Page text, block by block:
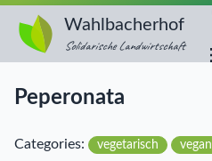
Wahlbacherhof
Solidarische Landwirtschaft
Peperonata
Categories: vegetarisch vegan